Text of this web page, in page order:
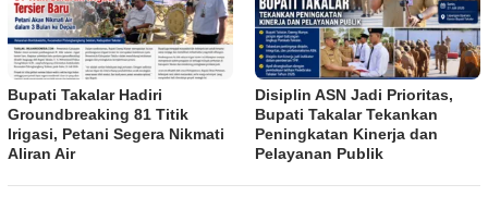
Bupati Takalar Hadiri
Groundbreaking 81 Titik
Irigasi, Petani Segera Nikmati
Aliran Air
Disiplin ASN Jadi Prioritas,
Bupati Takalar Tekankan
Peningkatan Kinerja dan
Pelayanan Publik